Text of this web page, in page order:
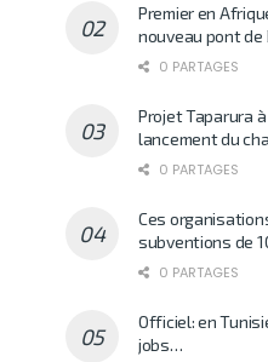
Premier en
nouveau pont de
0 PARTAGES
Projet Taparura
lancement du
0 PARTAGES
Ces
subventions de
0 PARTAGES
Officiel: en
jobs…